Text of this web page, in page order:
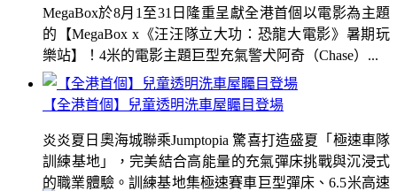
【全港首個】兒童透明洗車屋矚目登場
炎炎夏日奧海城聯乘Jumptopia 驚喜打造盛夏「極速車隊
訓練基地」，完美結合高能量的充氣彈床挑戰與沉浸式
的職業體驗。訓練基地集極速賽車巨型彈床、6.5米高速
MegaBox於8月1至31日隆重呈獻全港首個以電影為主題
的【MegaBox x《汪汪隊立大功：恐龍大電影》暑期玩
樂站】！4米的電影主題巨型充氣警犬阿奇（Chase）...